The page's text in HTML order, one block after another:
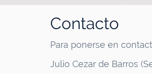
Contacto
Para ponerse en
Julio Cezar de Barros